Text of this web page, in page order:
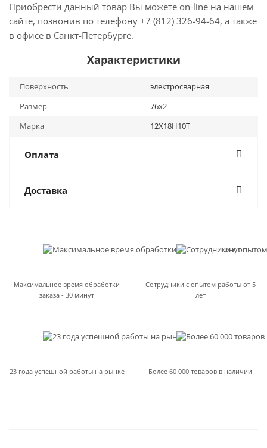
Приобрести данный товар Вы можете on-line на нашем
сайте, позвонив по телефону +7 (812) 326-94-64, а также
в офисе в Санкт-Петербурге.
Характеристики
Поверхность
электросварная
Размер
76х2
Марка
12Х18Н10Т
Оплата
Доставка
Максимальное время обработки
заказа - 30 минут
Сотрудники с опытом работы от 5
лет
23 года успешной работы на рынке Более 60 000 товаров в наличии